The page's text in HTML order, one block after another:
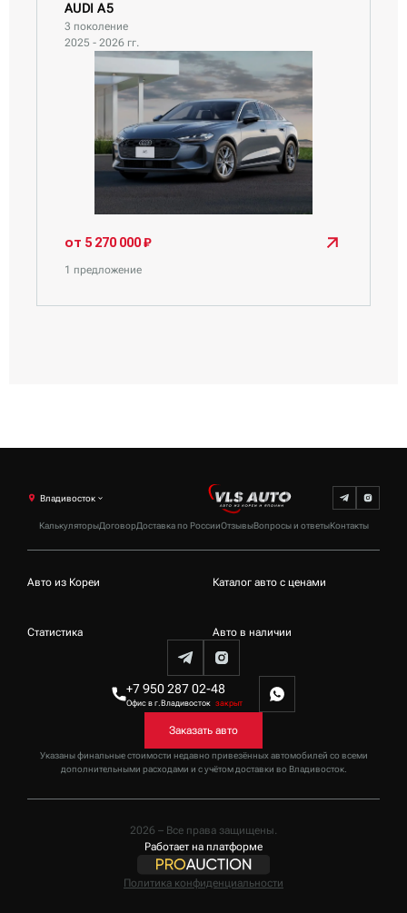
AUDI A5
3 поколение
2025 - 2026 гг.
от 5 270 000 ₽
1 предложение
КалькуляторыДоговорДоставка по РоссииОтзывыВопросы и ответыКонтакты
Владивосток
+7 950 287 02-48
Офис в г.Владивосток закрыт
Указаны финальные стоимости недавно привезённых автомобилей со всеми
дополнительными расходами и с учётом доставки во Владивосток.
Заказать авто
Авто из Кореи Каталог авто с ценами
Статистика Авто в наличии
2026 – Все права защищены.
Работает на платформе
Политика конфиденциальности